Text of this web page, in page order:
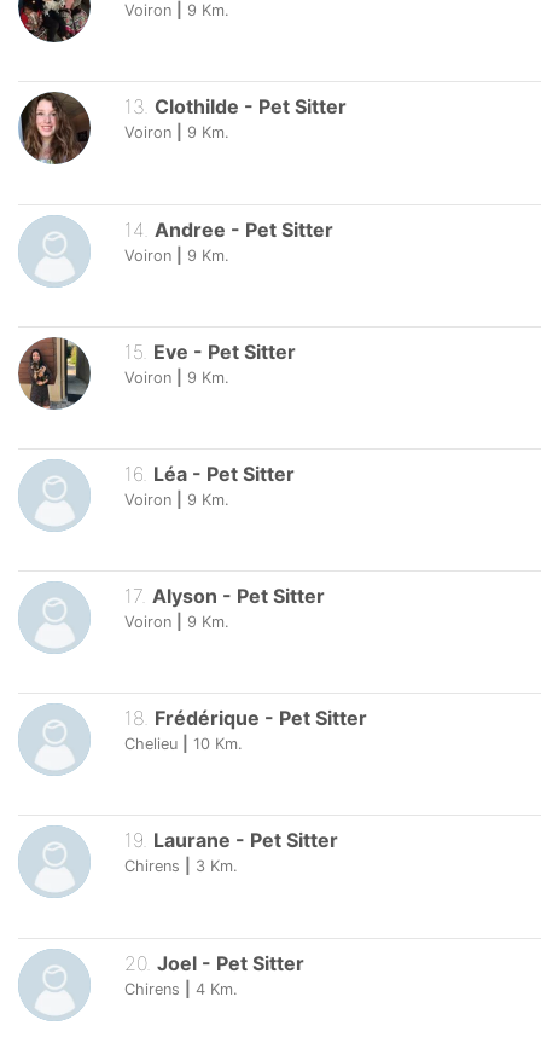
Voiron 9 Km.
13. Clothilde - Pet Sitter
Voiron 9 Km.
14 Andree - Pet Sitter
Voiron 9 Km.
15 Eve - Pet Sitter
Voiron 9 Km.
16 Léa - Pet Sitter
Voiron 9 Km.
17. Alyson - Pet Sitter
Voiron 9 Km.
18. Frédérique - Pet Sitter
Chelieu 10 Km.
19. Laurane - Pet Sitter
Chirens 3 Km.
20. Joel - Pet Sitter
Chirens 4 Km.